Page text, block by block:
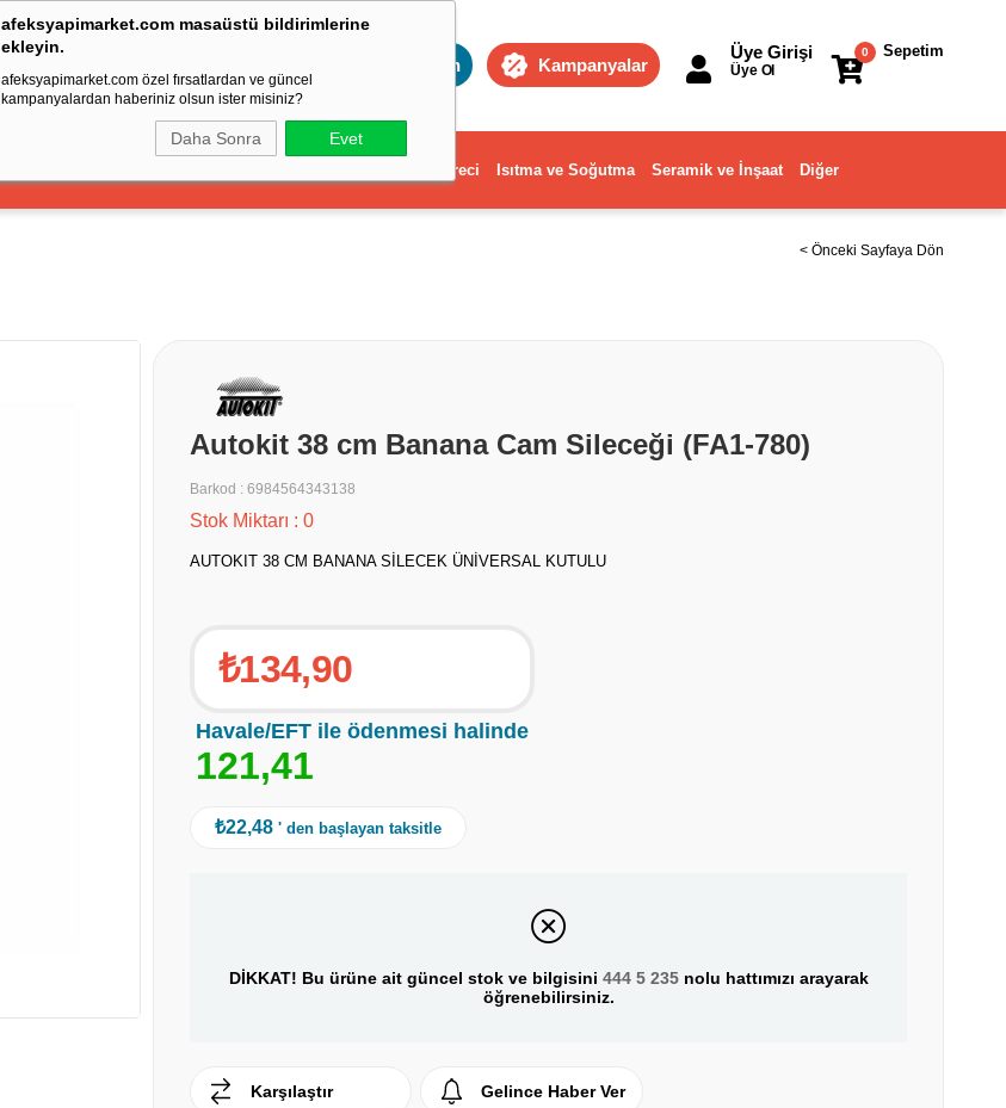
afeksyapimarket.com masaüstü bildirimlerine
ekleyin.
afeksyapimarket.com özel fırsatlardan ve güncel
kampanyalardan haberiniz olsun ister misiniz?
Daha Sonra Evet
Toptan Kampanyalar
Sepetim
0
Üye Girişi
Üye Ol
Dekorasyon ve Ev Gereci Isıtma ve Soğutma Seramik ve İnşaat Diğer
< Önceki Sayfaya Dön
Autokit 38 cm Banana Cam Sileceği (FA1-780)
Barkod : 6984564343138
Stok Miktarı : 0
AUTOKIT 38 CM BANANA SİLECEK ÜNİVERSAL KUTULU
₺134,90
Havale/EFT ile ödenmesi halinde
121,41
₺22,48 ' den başlayan taksitle
DİKKAT! Bu ürüne ait güncel stok ve bilgisini 444 5 235nolu hattımızı arayarak
öğrenebilirsiniz.
Karşılaştır Gelince Haber Ver